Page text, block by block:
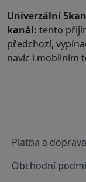
Univerzální
kanál: tento
předchozí,
navíc i mobilním
Platba a
Obchodní